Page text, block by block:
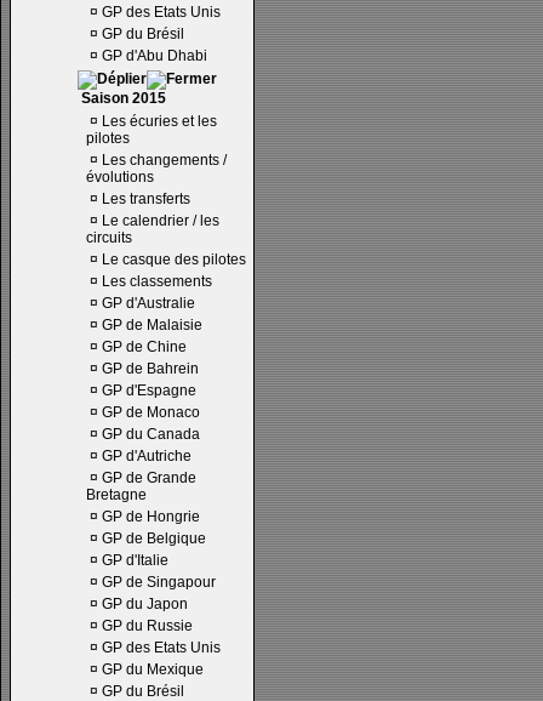
¤ GP des Etats Unis
¤ GP du Brésil
¤ GP d'Abu Dhabi
Saison 2015
¤ Les écuries et les
pilotes
¤ Les changements /
évolutions
¤ Les transferts
¤ Le calendrier / les
circuits
¤ Le casque des pilotes
¤ Les classements
¤ GP d'Australie
¤ GP de Malaisie
¤ GP de Chine
¤ GP de Bahrein
¤ GP d'Espagne
¤ GP de Monaco
¤ GP du Canada
¤ GP d'Autriche
¤ GP de Grande
Bretagne
¤ GP de Hongrie
¤ GP de Belgique
¤ GP d'Italie
¤ GP de Singapour
¤ GP du Japon
¤ GP du Russie
¤ GP des Etats Unis
¤ GP du Mexique
¤ GP du Brésil